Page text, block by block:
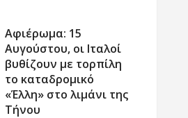
Αφιέρωμα: 15
Αυγούστου, οι Ιταλοί
βυθίζουν με τορπίλη
το καταδρομικό
«Έλλη» στο λιμάνι της
Τήνου